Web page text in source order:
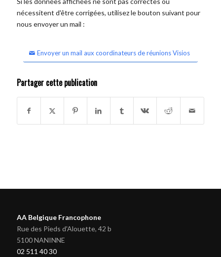
nécessitent d'être corrigées, utilisez le bouton suivant pour
nous envoyer un mail :
Envoyer un mail aux coordinateurs de réunions Visios
Partager cette publication
AA Belgique Francophone
Rue des Pieds d'Alouette, 42 b
5100 NANINNE
02 511 40 30